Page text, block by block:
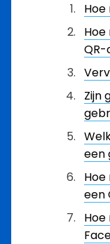
Zijn
een
een